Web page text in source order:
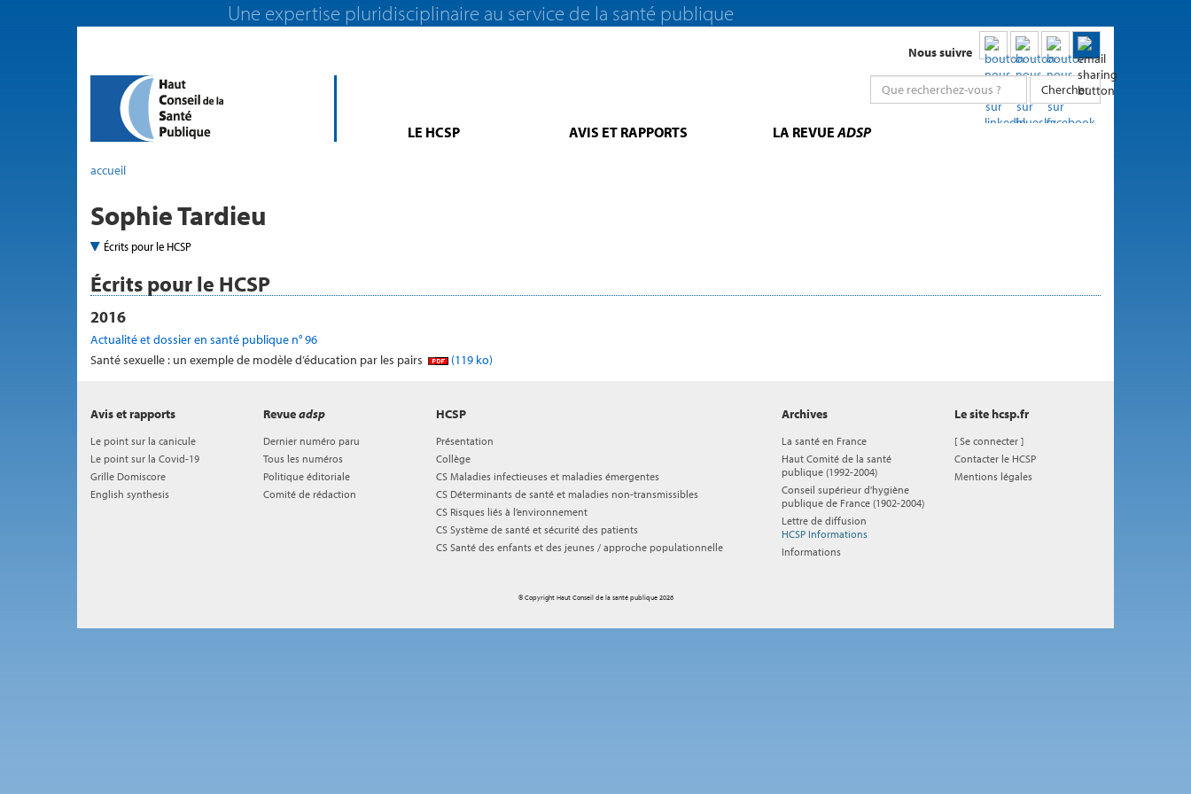
Une expertise pluridisciplinaire au service de la santé publique
Nous suivre
Chercher
LE HCSP AVIS ET RAPPORTS LA REVUEADSP
accueil
Sophie Tardieu
Écrits pour le HCSP
Écrits pour le HCSP
2016
Actualité et dossier en santé publique n° 96
Santé sexuelle : un exemple de modèle d’éducation par les pairs
(119 ko)
HCSP
Présentation
Collège
CS Maladies infectieuses et maladies émergentes
CS Déterminants de santé et maladies non-transmissibles
CS Risques liés à l’environnement
CS Système de santé et sécurité des patients
CS Santé des enfants et des jeunes / approche populationnelle
Avis et rapports
Le point sur la canicule
Le point sur la Covid-19
Grille Domiscore
English synthesis
Revueadsp
Dernier numéro paru
Tous les numéros
Politique éditoriale
Comité de rédaction
Archives
La santé en France
Haut Comité de la santé
publique (1992-2004)
Conseil supérieur d'hygiène
publique de France (1902-2004)
Lettre de diffusion
HCSP Informations
Informations
Le site hcsp.fr
[Se connecter ]
Contacter le HCSP
Mentions légales
© Copyright Haut Conseil de la santé publique 2026